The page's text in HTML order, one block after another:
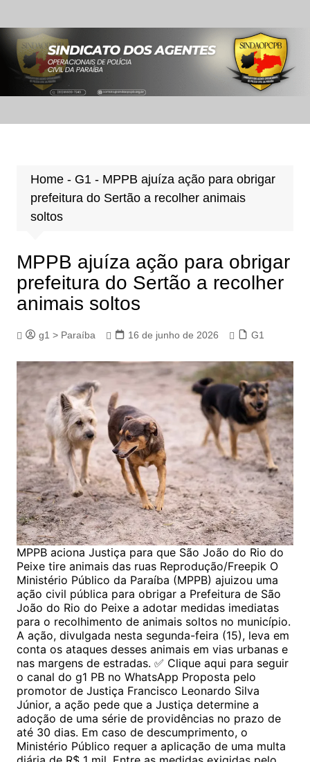
para
conteúdo
Home- G1 - MPPB ajuíza ação para obrigar
prefeitura do Sertão a recolher animais
soltos
MPPB ajuíza ação para obrigar
prefeitura do Sertão a recolher
animais soltos
g1 > Paraíba 16 de junho de 2026 G1
MPPB aciona Justiça para que São João do Rio do
Peixe tire animais das ruas Reprodução/Freepik O
Ministério Público da Paraíba (MPPB) ajuizou uma
ação civil pública para obrigar a Prefeitura de São
João do Rio do Peixe a adotar medidas imediatas
para o recolhimento de animais soltos no município.
A ação, divulgada nesta segunda-feira (15), leva em
conta os ataques desses animais em vias urbanas e
nas margens de estradas. ✅ Clique aqui para seguir
o canal do g1 PB no WhatsApp Proposta pelo
promotor de Justiça Francisco Leonardo Silva
Júnior, a ação pede que a Justiça determine a
adoção de uma série de providências no prazo de
até 30 dias. Em caso de descumprimento, o
Ministério Público requer a aplicação de uma multa